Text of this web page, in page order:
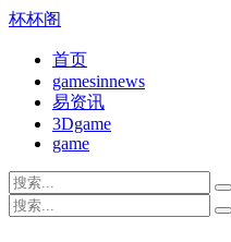
杯杯阁
首页
gamesinnews
易资讯
3Dgame
game